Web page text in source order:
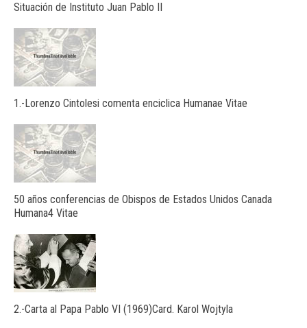
Situación de Instituto Juan Pablo II
1.-Lorenzo Cintolesi comenta enciclica Humanae Vitae
50 años conferencias de Obispos de Estados Unidos Canada
Humana4 Vitae
2.-Carta al Papa Pablo VI (1969)Card. Karol Wojtyla